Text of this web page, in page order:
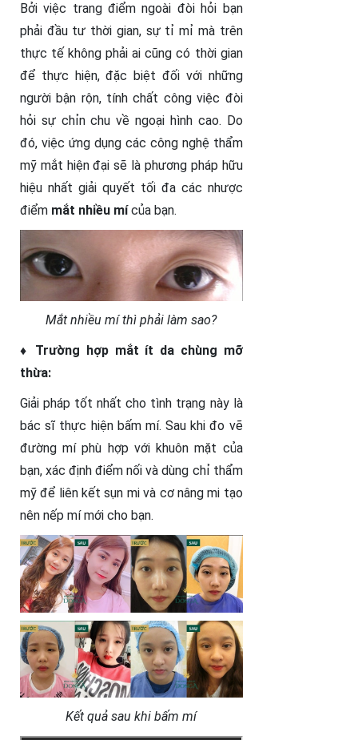
Bởi việc trang điểm ngoài đòi hỏi bạn
phải đầu tư thời gian, sự tỉ mỉ mà trên
thực tế không phải ai cũng có thời gian
để thực hiện, đặc biệt đối với những
người bận rộn, tính chất công việc đòi
hỏi sự chỉn chu về ngoại hình cao. Do
đó, việc ứng dụng các công nghệ thẩm
mỹ mắt hiện đại sẽ là phương pháp hữu
hiệu nhất giải quyết tối đa các nhược
điểm mắt nhiều mícủa bạn.
Mắt nhiều mí thì phải làm sao?
♦ Trường hợp mắt ít da chùng mỡ
thừa:
Giải pháp tốt nhất cho tình trạng này là
bác sĩ thực hiện bấm mí. Sau khi đo vẽ
đường mí phù hợp với khuôn mặt của
bạn, xác định điểm nối và dùng chỉ thẩm
mỹ để liên kết sụn mi và cơ nâng mi tạo
nên nếp mí mới cho bạn.
Kết quả sau khi bấm mí